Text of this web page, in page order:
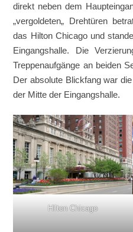
direkt neben dem
„vergoldeten„ Drehtüren
das Hilton Chicago und
Eingangshalle. Die
Treppenaufgänge an beiden
Der absolute Blickfang war
der Mitte der Eingangshalle.
Hilton Chicago